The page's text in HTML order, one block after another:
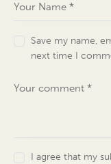
Save my name,
next time I
I agree that my